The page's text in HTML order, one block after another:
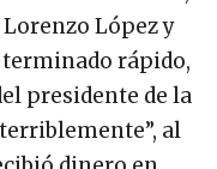
López y
rápido,
presidente de la
al
dinero en